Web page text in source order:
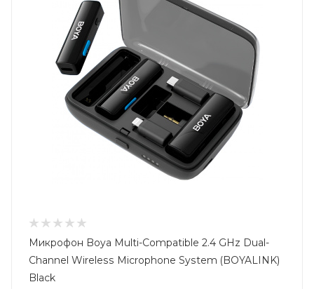
Микрофон Boya Multi-Compatible 2.4 GHz Dual-
Channel Wireless Microphone System (BOYALINK)
Black